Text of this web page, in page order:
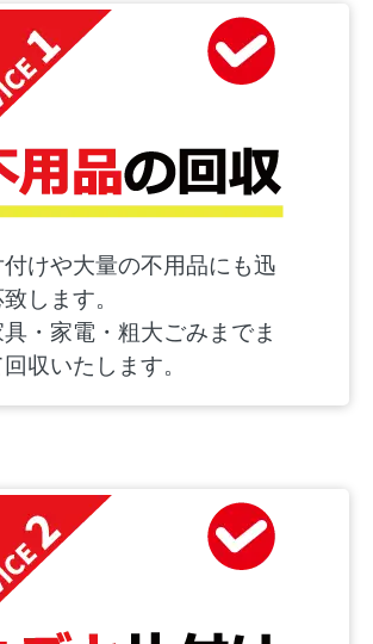
けや大量の不用品にも迅
します。
・家電・粗大ごみまでま
収いたします。